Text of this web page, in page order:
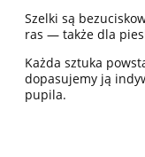
Szelki są
ras — także dla
Każda sztuka
dopasujemy ją
pupila.